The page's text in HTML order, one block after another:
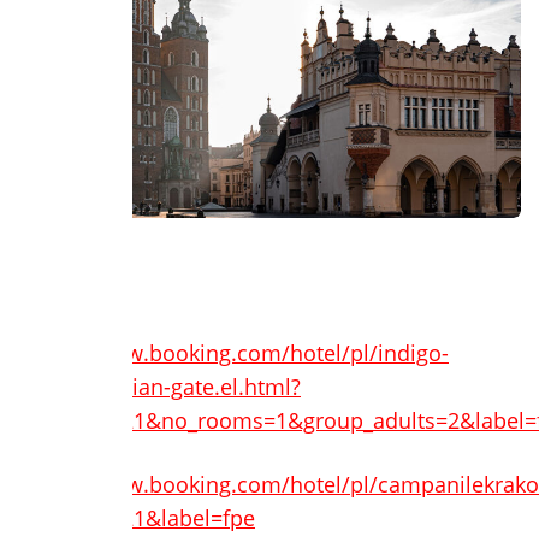
https://www.booking.com/hotel/pl/indigo-
krakow-florian-gate.el.html?
https://www.booking.com/hotel/pl/
aid=7932321&label=fpe